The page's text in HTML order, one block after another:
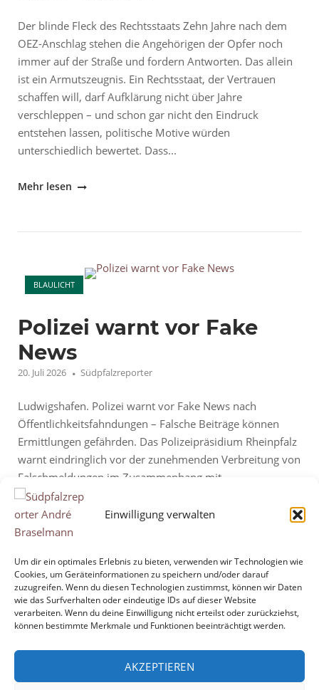
Einwilligung verwalten
Um dir ein optimales Erlebnis zu bieten, verwenden wir Technologien wie
Cookies, um Geräteinformationen zu speichern und/oder darauf
zuzugreifen. Wenn du diesen Technologien zustimmst, können wir Daten
wie das Surfverhalten oder eindeutige IDs auf dieser Website
verarbeiten. Wenn du deine Einwilligung nicht erteilst oder zurückziehst,
können bestimmte Merkmale und Funktionen beeinträchtigt werden.
AKZEPTIEREN
Der blinde Fleck des Rechtsstaats Zehn Jahre nach dem
OEZ-Anschlag stehen die Angehörigen der Opfer noch
immer auf der Straße und fordern Antworten. Das allein
ist ein Armutszeugnis. Ein Rechtsstaat, der Vertrauen
schaffen will, darf Aufklärung nicht über Jahre
verschleppen – und schon gar nicht den Eindruck
entstehen lassen, politische Motive würden
unterschiedlich bewertet. Dass...
"OEZ-
für
jeden
unverzichtbar
sind"
Mehr lesen
BLAULICHT
Open post
Polizei warnt vor Fake
News
20. Juli 2026 Südpfalzreporter
Ludwigshafen. Polizei warnt vor Fake News nach
Öffentlichkeitsfahndungen – Falsche Beiträge können
Ermittlungen gefährden. Das Polizeipräsidium Rheinpfalz
warnt eindringlich vor der zunehmenden Verbreitung von
Falschmeldungen im Zusammenhang mit
Öffentlichkeitsfahndungen. Immer häufiger nutzen
Unbekannte echte Fahndungsfotos und veröffentlichte
Informationen der Polizei, um diese mit frei erfundenen
Netzwerken zu verbreiten. Nach...
"Polizei
warnt
Mehr lesen
Seitennummerierung
10 11